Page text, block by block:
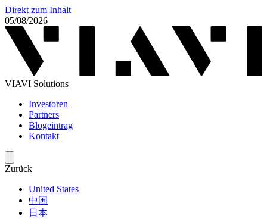
Direkt zum Inhalt
05/08/2026
VIAVI Solutions
Investoren
Partners
Blogeintrag
Kontakt
Zurück
United States
中国
日本